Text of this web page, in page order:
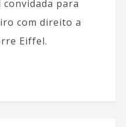
para
com direito a
Eiffel.